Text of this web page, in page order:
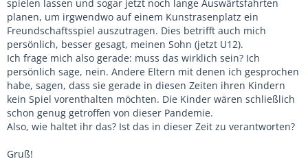
spielen lassen und sogar jetzt noch lange Auswärtsfahrten
planen, um irgwendwo auf einem Kunstrasenplatz ein
Freundschaftsspiel auszutragen. Dies betrifft auch mich
persönlich, besser gesagt, meinen Sohn (jetzt U12).
Ich frage mich also gerade: muss das wirklich sein? Ich
persönlich sage, nein. Andere Eltern mit denen ich gesprochen
habe, sagen, dass sie gerade in diesen Zeiten ihren Kindern
kein Spiel vorenthalten möchten. Die Kinder wären schließlich
schon genug getroffen von dieser Pandemie.
Also, wie haltet ihr das? Ist das in dieser Zeit zu verantworten?
Gruß!